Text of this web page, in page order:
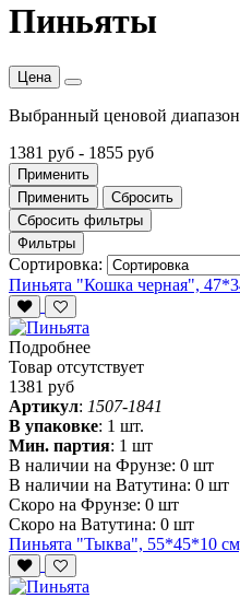
Пиньяты
Цена
Выбранный ценовой диапазон
1381 руб - 1855 руб
Применить
Применить
Сбросить
Сбросить фильтры
Фильтры
Сортировка:
Пиньята "Кошка черная",
Подробнее
Товар отсутствует
1381 руб
Артикул: 1507-1841
В упаковке: 1 шт.
Мин. партия: 1 шт
В наличии на Фрунзе: 0 шт
В наличии на Ватутина: 0 шт
Скоро на Фрунзе: 0 шт
Скоро на Ватутина: 0 шт
Пиньята "Тыква", 55*45*10